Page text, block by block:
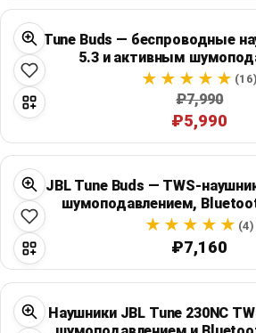
Compare
Plans & Pricing
Log in
JBL Tune Buds — беспроводные
5.3 и активным
(16)
₽7,990
₽5,990
JBL Tune Buds — TWS-
шумоподавлением,
(4)
₽7,160
Наушники JBL Tune 230NC